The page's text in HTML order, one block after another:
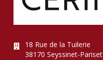
18 Rue de la Tuilerie
38170 Seyssinet-Pariset